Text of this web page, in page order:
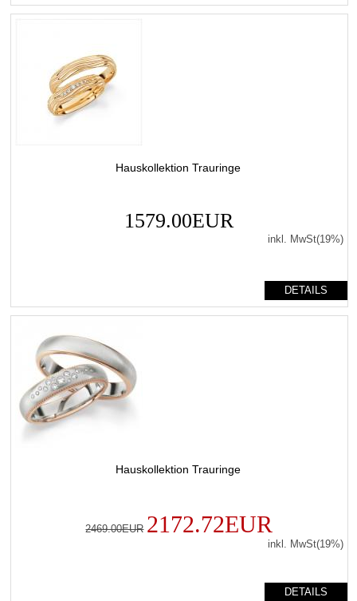
Hauskollektion Trauringe
1579.00EUR
inkl. MwSt(19%)
DETAILS
Hauskollektion Trauringe
2469.00EUR 2172.72EUR
inkl. MwSt(19%)
DETAILS